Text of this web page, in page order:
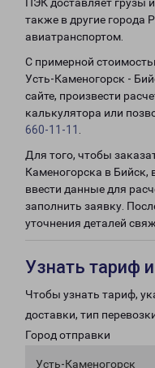
также в другие города
авиатранспортом.
С примерной
Усть-Каменогорск -
сайте, произвести
калькулятора или
660-11-11
Для того, чтобы
Каменогорска в Бийск,
ввести данные для
заполнить заявку.
уточнения деталей
Узнать тариф
Чтобы узнать тариф,
доставки, тип
Город отправки
Усть-Каменогорск